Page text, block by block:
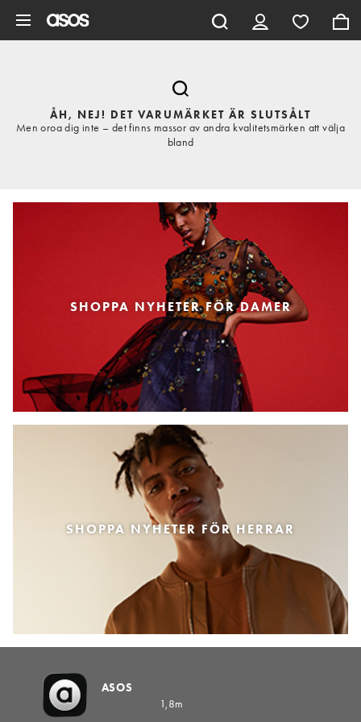
ÅH, NEJ! DET VARUMÄRKET ÄR SLUTSÅLT
Men oroa dig inte – det finns massor av andra kvalitetsmärken att välja
bland
SHOPPA NYHETER FÖR DAMER
SHOPPA NYHETER FÖR HERRAR
ASOS
1,8m